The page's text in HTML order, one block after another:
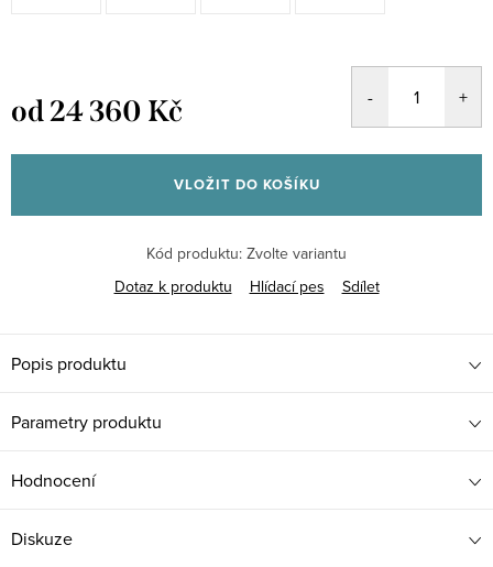
od24 360 Kč
cena:
VLOŽIT DO KOŠÍKU
Kód produktu: Zvolte variantu
Dotaz k produktu
Hlídací pes Sdílet
Popis produktu
Parametry produktu
Hodnocení
Diskuze